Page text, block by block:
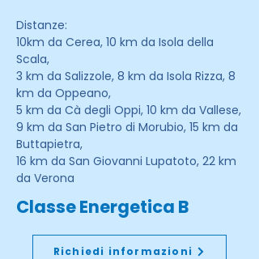
Distanze:
10km da Cerea, 10 km da Isola della
Scala,
3 km da Salizzole, 8 km da Isola Rizza, 8
km da Oppeano,
5 km da Cà degli Oppi, 10 km da Vallese,
9 km da San Pietro di Morubio, 15 km da
Buttapietra,
16 km da San Giovanni Lupatoto, 22 km
da Verona
Classe Energetica B
Richiedi informazioni